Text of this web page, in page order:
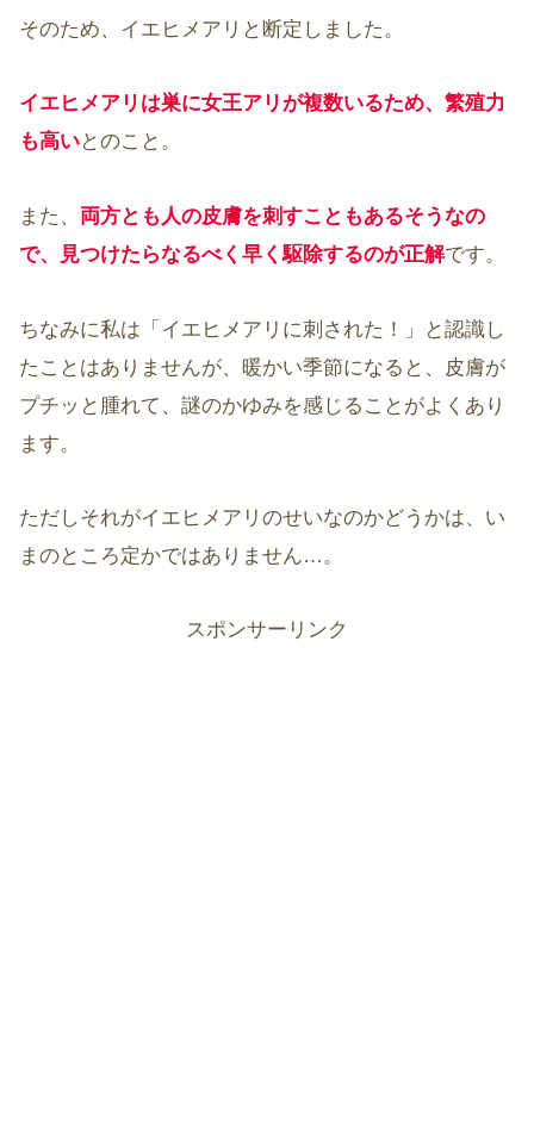
そのため、イエヒメアリと断定しました。
イエヒメアリは巣に女王アリが複数いるため、繁殖力
も高いとのこと。
また、 両方とも人の皮膚を刺すこともあるそうなの
で、
見つけたらなるべく早く駆除するのが正解です。
ちなみに私は「イエヒメアリに刺された！」と認識し
たことはありませんが、暖かい季節になると、皮膚が
プチッと腫れて、謎のかゆみを感じることがよくあり
ます。
ただしそれがイエヒメアリのせいなのかどうかは、い
まのところ定かではありません…。
スポンサーリンク